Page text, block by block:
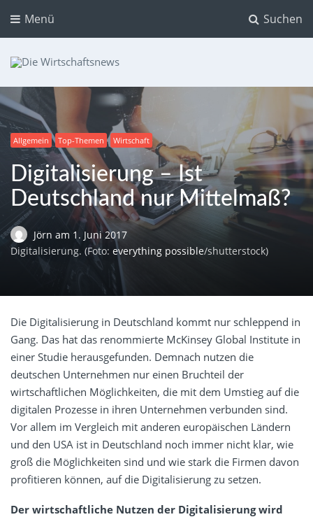
Suchen
Menü
Dein Ratgeber für Aktien und Kryptowährungen
Allgemein Top-Themen Wirtschaft
Digitalisierung – Ist
Deutschland nur Mittelmaß?
Jörn am 1. Juni 2017
Digitalisierung. (Foto: everything possible/shutterstock)
Die Digitalisierung in Deutschland kommt nur schleppend in
Gang. Das hat das renommierte McKinsey Global Institute in
einer Studie herausgefunden. Demnach nutzen die
deutschen Unternehmen nur einen Bruchteil der
wirtschaftlichen Möglichkeiten, die mit dem Umstieg auf die
digitalen Prozesse in ihren Unternehmen verbunden sind.
Vor allem im Vergleich mit anderen europäischen Ländern
und den USA ist in Deutschland noch immer nicht klar, wie
groß die Möglichkeiten sind und wie stark die Firmen davon
profitieren können, auf die Digitalisierung zu setzen.
Der wirtschaftliche Nutzen der Digitalisierung wird